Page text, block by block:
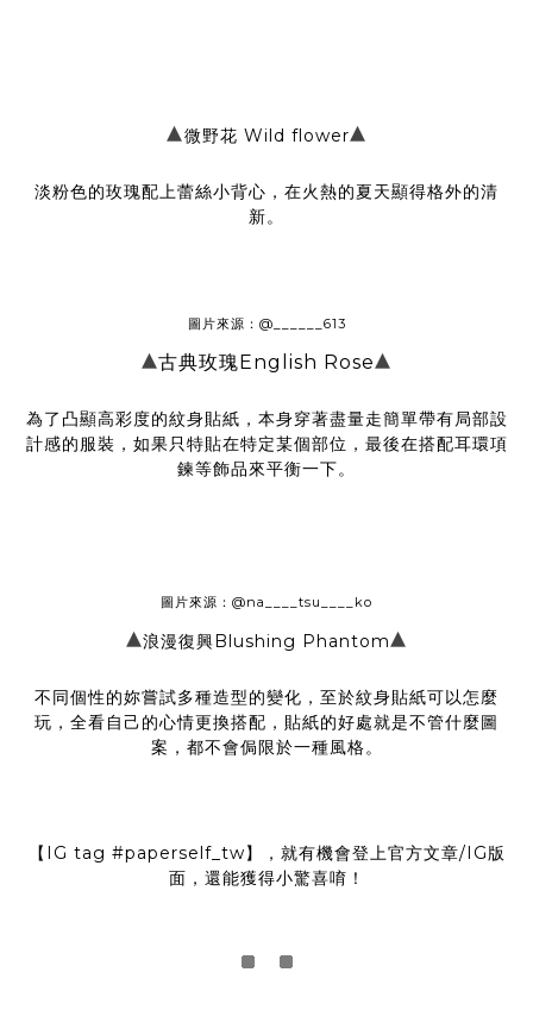
▴微野花 Wild flower▴
淡粉色的玫瑰配上蕾絲小背心，在火熱的夏天顯得格外的清
新。
圖片來源： @______613
▴古典玫瑰English Rose▴
為了凸顯高彩度的紋身貼紙，本身穿著盡量走簡單帶有局部設
計感的服裝，如果只特貼在特定某個部位，最後在搭配耳環項
鍊等飾品來平衡一下。
圖片來源：@na____tsu____ko
▴浪漫復興Blushing Phantom▴
不同個性的妳嘗試多種造型的變化，至於紋身貼紙可以怎麼
玩，全看自己的心情更換搭配，貼紙的好處就是不管什麼圖
案，都不會侷限於一種風格。
【IG tag #paperself_tw】，就有機會登上官方文章/IG版
面，還能獲得小驚喜唷！